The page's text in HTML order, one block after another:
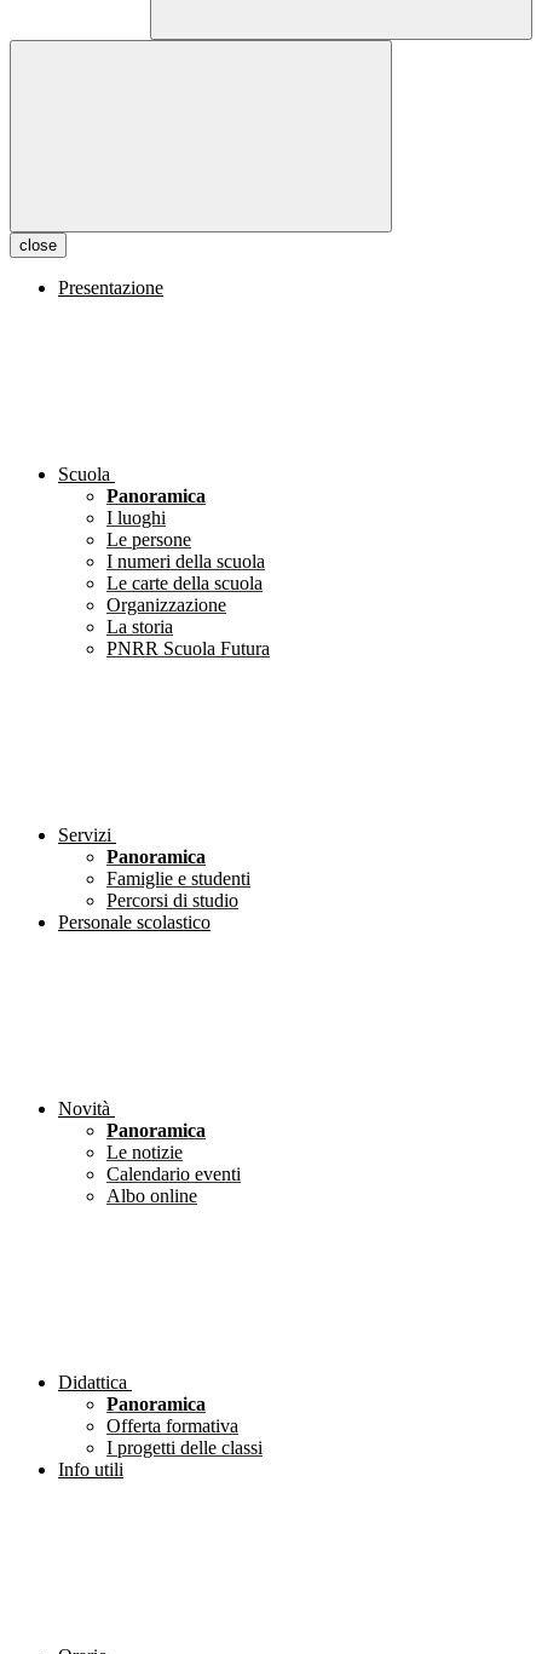
close
Presentazione
Scuola
Panoramica
I luoghi
Le persone
I numeri della scuola
Le carte della scuola
Organizzazione
La storia
PNRR Scuola Futura
Servizi
Panoramica
Famiglie e studenti
Percorsi di studio
Personale scolastico
Novità
Panoramica
Le notizie
Calendario eventi
Albo online
Didattica
Panoramica
Offerta formativa
I progetti delle classi
Info utili